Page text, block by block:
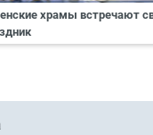
храмы встречают